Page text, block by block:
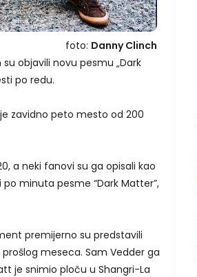
foto: Danny Clinch
objavili novu pesmu „Dark
po redu.
zavidno peto mesto od 200
a neki fanovi su ga opisali kao
minuta pesme “Dark Matter”,
premijerno su predstavili
meseca. Sam Vedder ga
je snimio ploču u Shangri-La